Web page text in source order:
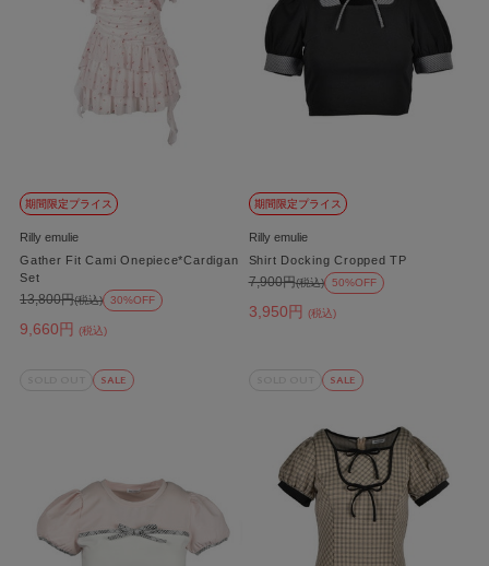
期間限定プライス
Rilly emulie
Gather Fit Cami Onepiece*Cardigan
Set
9,660円 (税込)
13,800円(税込) 30%OFF
期間限定プライス
Rilly emulie
Shirt Docking Cropped TP
3,950円 (税込)
7,900円(税込) 50%OFF
SALE SALE